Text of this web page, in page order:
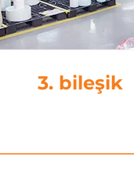
4. matör